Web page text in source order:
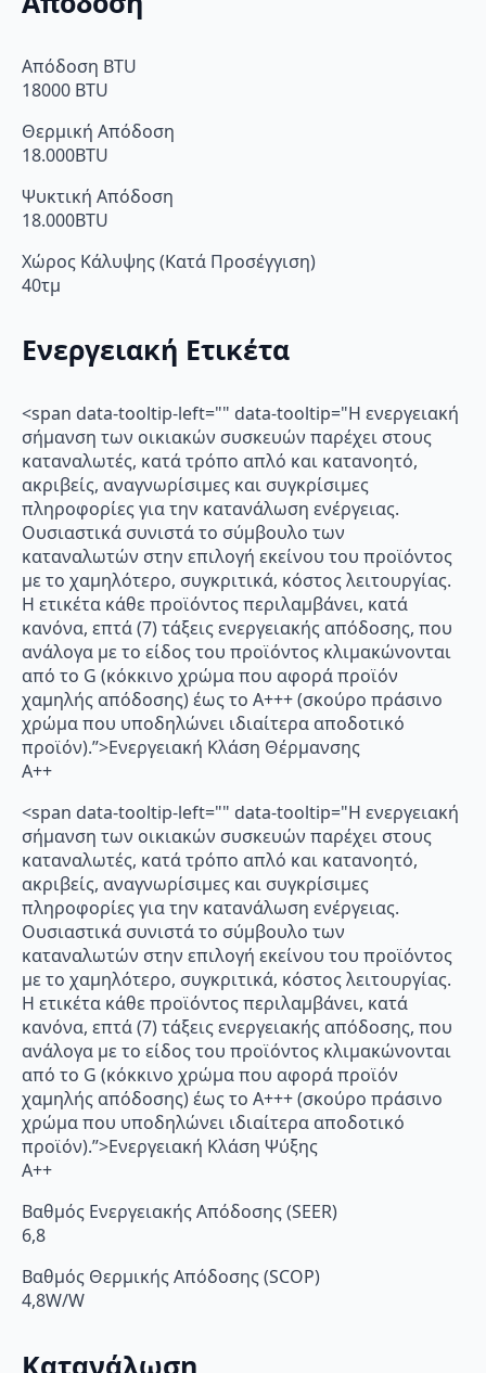
Απόδοση BTU
18000 BTU
Θερμική Απόδοση
18.000BTU
Ψυκτική Απόδοση
18.000BTU
Χώρος Κάλυψης (Κατά Προσέγγιση)
40τμ
Ενεργειακή Ετικέτα
<span data-tooltip-left="" data-tooltip="Η ενεργειακή
σήμανση των οικιακών συσκευών παρέχει στους
καταναλωτές, κατά τρόπο απλό και κατανοητό,
ακριβείς, αναγνωρίσιμες και συγκρίσιμες
πληροφορίες για την κατανάλωση ενέργειας.
Ουσιαστικά συνιστά το σύμβουλο των
καταναλωτών στην επιλογή εκείνου του προϊόντος
με το χαμηλότερο, συγκριτικά, κόστος λειτουργίας.
Η ετικέτα κάθε προϊόντος περιλαμβάνει, κατά
κανόνα, επτά (7) τάξεις ενεργειακής απόδοσης, που
ανάλογα με το είδος του προϊόντος κλιμακώνονται
από το G (κόκκινο χρώμα που αφορά προϊόν
χαμηλής απόδοσης) έως το Α+++ (σκούρο πράσινο
χρώμα που υποδηλώνει ιδιαίτερα αποδοτικό
προϊόν).”>Ενεργειακή Κλάση Θέρμανσης
A++
<span data-tooltip-left="" data-tooltip="Η ενεργειακή
σήμανση των οικιακών συσκευών παρέχει στους
καταναλωτές, κατά τρόπο απλό και κατανοητό,
ακριβείς, αναγνωρίσιμες και συγκρίσιμες
πληροφορίες για την κατανάλωση ενέργειας.
Ουσιαστικά συνιστά το σύμβουλο των
καταναλωτών στην επιλογή εκείνου του προϊόντος
με το χαμηλότερο, συγκριτικά, κόστος λειτουργίας.
Η ετικέτα κάθε προϊόντος περιλαμβάνει, κατά
κανόνα, επτά (7) τάξεις ενεργειακής απόδοσης, που
ανάλογα με το είδος του προϊόντος κλιμακώνονται
από το G (κόκκινο χρώμα που αφορά προϊόν
χαμηλής απόδοσης) έως το Α+++ (σκούρο πράσινο
χρώμα που υποδηλώνει ιδιαίτερα αποδοτικό
προϊόν).”>Ενεργειακή Κλάση Ψύξης
A++
Βαθμός Ενεργειακής Απόδοσης (SEER)
6,8
Βαθμός Θερμικής Απόδοσης (SCOP)
4,8W/W
Κατανάλωση